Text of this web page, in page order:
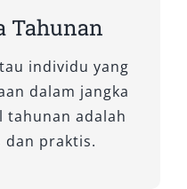
akselerasi halus
untuk
Jayapura dengan
mewah, tipe ini
Tahunan
individu yang
dalam jangka
tahunan adalah
dan praktis.